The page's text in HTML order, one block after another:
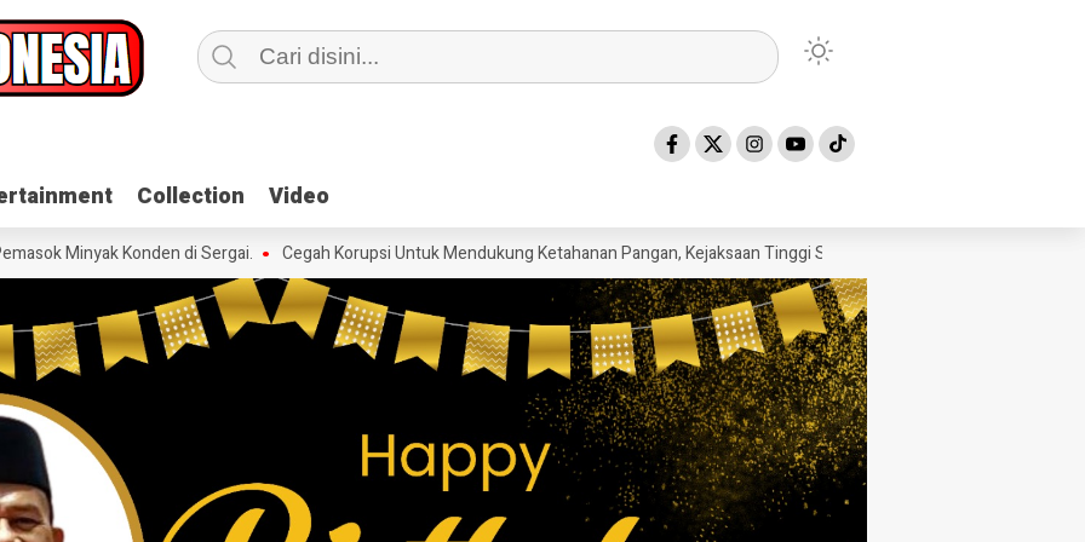
Collection Video
Collection Video
Minyak Konden di Sergai. Cegah Korupsi Untuk Mendukung Ketahanan Pangan, Kejaksaan Tinggi Sumatera Utara Gelar Penerangan Hukum